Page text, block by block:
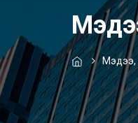
Мэдээ,